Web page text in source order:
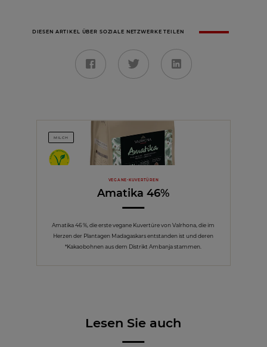
DIESEN ARTIKEL ÜBER SOZIALE NETZWERKE TEILEN
MILCH
VEGANE-KUVERTÜREN
Amatika 46%
Amatika 46 %, die erste vegane Kuvertüre von Valrhona, die im
Herzen der Plantagen Madagaskars entstanden ist und deren
*Kakaobohnen aus dem Distrikt Ambanja stammen.
Lesen Sie auch